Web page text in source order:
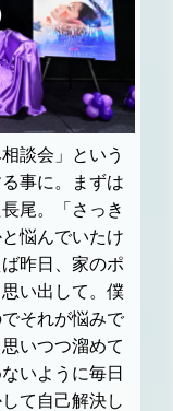
談会」という
事に。まずは
尾。「さっき
悩んでいたけ
昨日、家のポ
い出して。僕
それが悩みで
いつつ溜めて
いように毎日
て自己解決し